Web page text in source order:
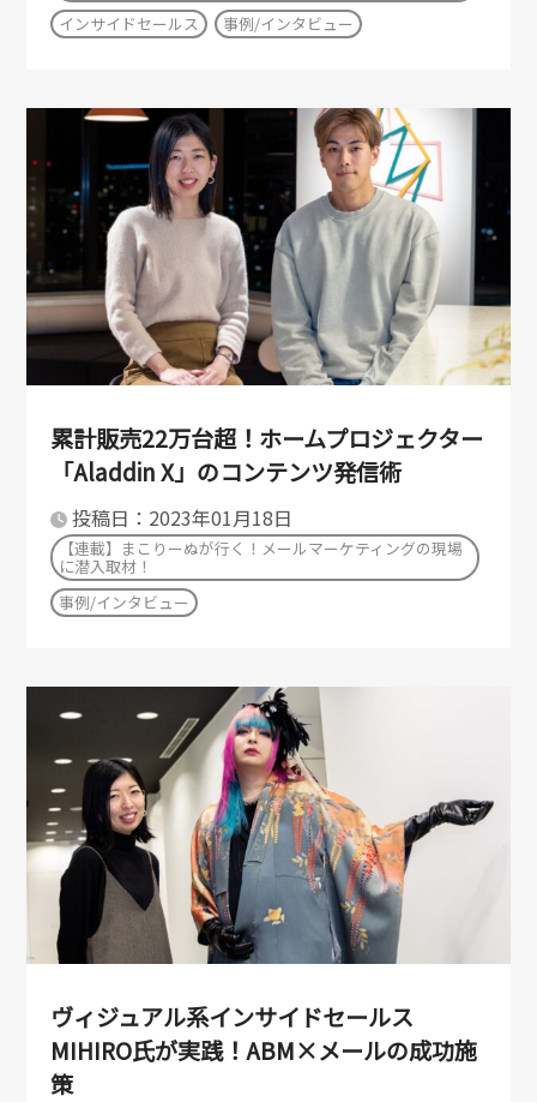
インサイドセールス
事例/インタビュー
累計販売22万台超！ホームプロジェクター
「Aladdin X」のコンテンツ発信術
投稿日：2023年01月18日
【連載】まこりーぬが行く！メールマーケティングの現場
に潜入取材！
事例/インタビュー
ヴィジュアル系インサイドセールス
MIHIRO氏が実践！ABM×メールの成功施
策